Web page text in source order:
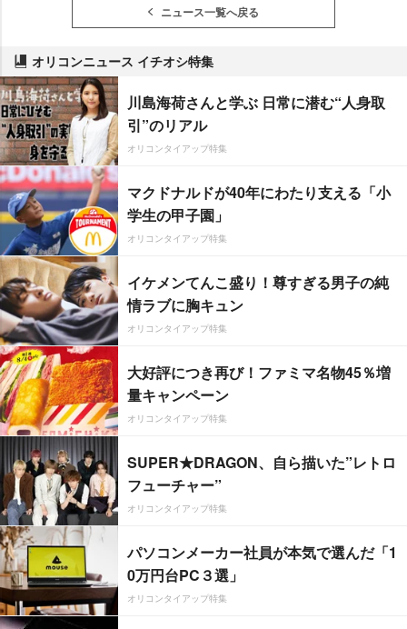
ニュース一覧へ戻る
オリコンニュース イチオシ特集
川島海荷さんと学ぶ 日常に潜む“人身取
引”のリアル
オリコンタイアップ特集
マクドナルドが40年にわたり支える「小
学生の甲子園」
オリコンタイアップ特集
イケメンてんこ盛り！尊すぎる男子の純
情ラブに胸キュン
オリコンタイアップ特集
大好評につき再び！ファミマ名物45％増
量キャンペーン
オリコンタイアップ特集
SUPER★DRAGON、自ら描いた”レトロ
フューチャー”
オリコンタイアップ特集
パソコンメーカー社員が本気で選んだ「1
0万円台PC３選」
オリコンタイアップ特集